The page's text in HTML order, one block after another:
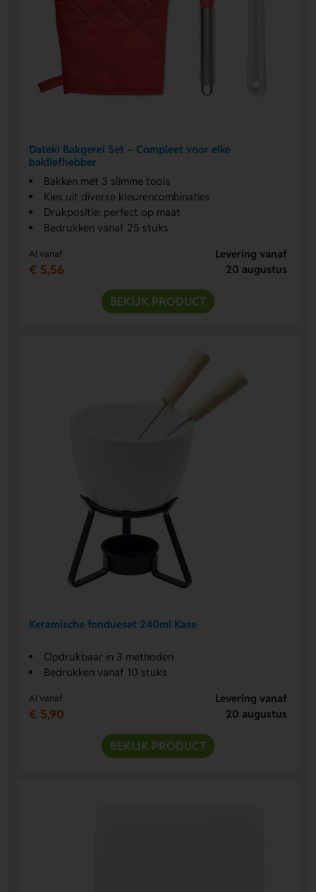
Dateki Bakgerei Set – Compleet voor elke
bakliefhebber
Bakken met 3 slimme tools
Kies uit diverse kleurencombinaties
Drukpositie: perfect op maat
Bedrukken vanaf 25 stuks
Al vanaf
€ 5,56
Levering vanaf
20 augustus
BEKIJK PRODUCT
Keramische fondueset 240ml Kase
Opdrukbaar in 3 methoden
Bedrukken vanaf 10 stuks
Al vanaf
€ 5,90
Levering vanaf
20 augustus
BEKIJK PRODUCT